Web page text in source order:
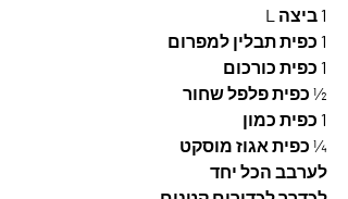
1 ביצה L
1 כפית תבלין למפרום
1 כפית כורכום
½ כפית פלפל שחור
1 כפית כמון
¼ כפית אגוז מוסקט
לערבב הכל יחד